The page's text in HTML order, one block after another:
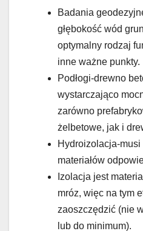
Badania
głębokość wód
optymalny rodzaj
inne ważne punkty.
Podłogi-drewno
wystarczająco
zarówno
żelbetowe, jak i
Hydroizolacja-
materiałów
Izolacja jest
mróz, więc na tym
zaoszczędzić (nie
lub do minimum).